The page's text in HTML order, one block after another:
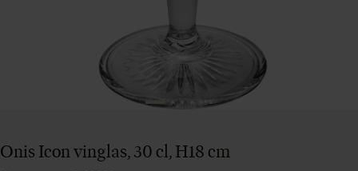
Onis Icon vinglas, 30 cl, H18 cm